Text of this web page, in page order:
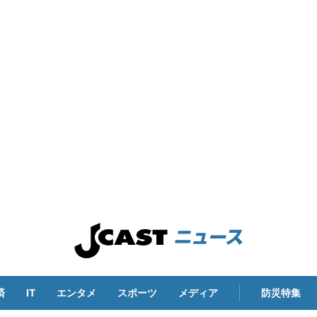
IT エンタメ スポーツ メディア 防災特集